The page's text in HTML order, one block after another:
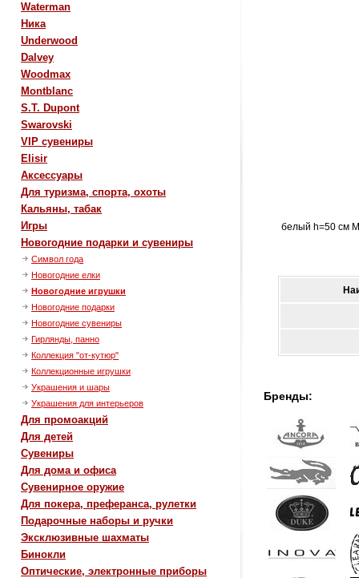
Waterman
Ника
Underwood
Dalvey
Woodmax
Montblanc
S.T. Dupont
Swarovski
VIP сувениры
Elisir
Аксессуары
Для туризма, спорта, охоты
Кальяны, табак
Игры
Новогодние подарки и сувениры
Символ года
Новогодние елки
Новогодние игрушки
Новогодние подарки
Новогодние сувениры
Гирлянды, панно
Коллекция "от-кутюр"
Коллекционные игрушки
Украшения и шары
Украшения для интерьеров
Для промоакций
Для детей
Сувениры
Для дома и офиса
Сувенирное оружие
Для покера, преферанса, рулетки
Подарочные наборы и ручки
Эксклюзивные шахматы
Бинокли
Оптические, электронные приборы
белый h=50 см
Бренды: